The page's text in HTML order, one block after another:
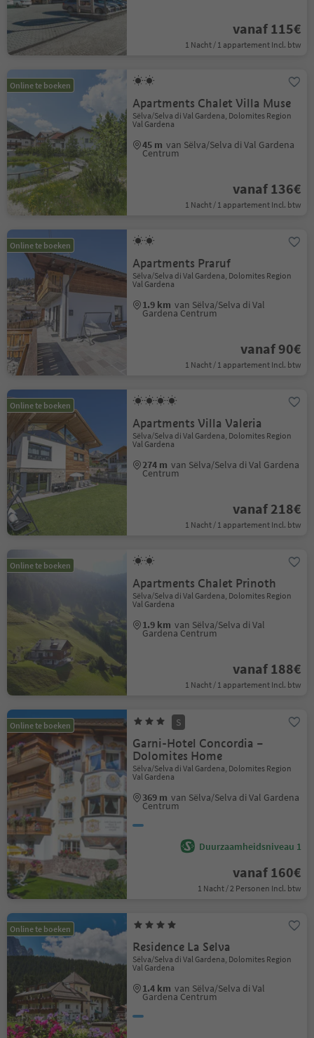
vanaf 115€
1 Nacht / 1 appartement Incl. btw
Online te boeken
Apartments Chalet Villa Muse
Sëlva/Selva di Val Gardena, Dolomites Region
Val Gardena
45 m van Sëlva/Selva di Val Gardena
Centrum
vanaf 136€
1 Nacht / 1 appartement Incl. btw
Online te boeken
Apartments Praruf
Sëlva/Selva di Val Gardena, Dolomites Region
Val Gardena
1.9 km van Sëlva/Selva di Val
Gardena Centrum
vanaf 90€
1 Nacht / 1 appartement Incl. btw
Online te boeken
Apartments Villa Valeria
Sëlva/Selva di Val Gardena, Dolomites Region
Val Gardena
274 m van Sëlva/Selva di Val Gardena
Centrum
vanaf 218€
1 Nacht / 1 appartement Incl. btw
Online te boeken
Apartments Chalet Prinoth
Sëlva/Selva di Val Gardena, Dolomites Region
Val Gardena
1.9 km van Sëlva/Selva di Val
Gardena Centrum
vanaf 188€
1 Nacht / 1 appartement Incl. btw
Online te boeken S
Garni-Hotel Concordia –
Dolomites Home
Sëlva/Selva di Val Gardena, Dolomites Region
Val Gardena
369 m van Sëlva/Selva di Val Gardena
Centrum
Duurzaamheidsniveau 1
vanaf 160€
1 Nacht / 2 Personen Incl. btw
Online te boeken
Residence La Selva
Sëlva/Selva di Val Gardena, Dolomites Region
Val Gardena
1.4 km van Sëlva/Selva di Val
Gardena Centrum